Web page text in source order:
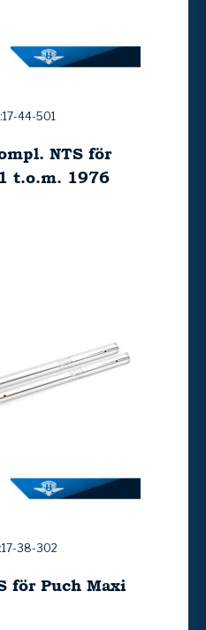
44-501
NTS för
t.o.m. 1976
38-302
för Puch Maxi